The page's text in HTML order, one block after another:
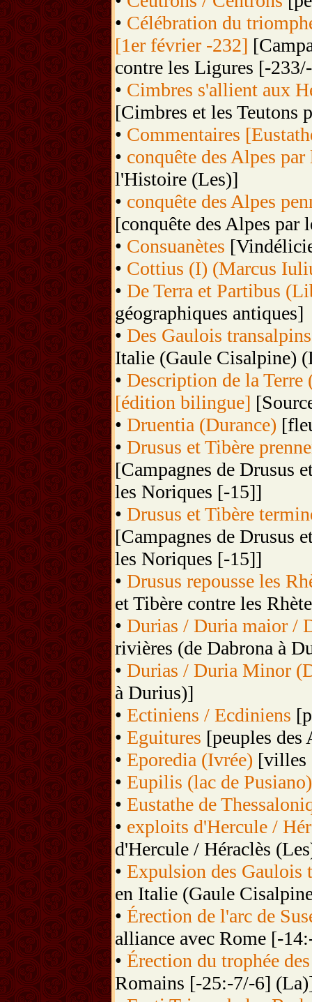
• Célébration du
[1er février -232]
contre les Ligures [-
• Cimbres s'allient aux
[Cimbres et les Teutons
• Commentaires
• conquête des Alpes
l'Histoire (Les)]
• conquête des Alpes
[conquête des Alpes
• Consuanètes
• Cottius (I) (Marcus
• De Terra et Partibus
géographiques antiques]
• Des Gaulois
Italie (Gaule Cisalpine)
• Description de la Terre
[édition bilingue]
• Druentia (Durance)
• Drusus et Tibère
[Campagnes de Drusus
les Noriques [-15]]
• Drusus et Tibère
[Campagnes de Drusus
les Noriques [-15]]
• Drusus repousse les
et Tibère contre les
• Durias / Duria maior /
rivières (de Dabrona à
• Durias / Duria Minor
à Durius)]
• Ectiniens / Ecdiniens
• Eguitures [peuples
• Eporedia (Ivrée) [villes
• Eupilis (lac de Pusiano)
• Eustathe de
• exploits d'Hercule /
d'Hercule / Héraclès
• Expulsion des Gaulois
en Italie (Gaule
• Érection de l'arc de
alliance avec Rome [-
• Érection du trophée
Romains [-25:-7/-6]